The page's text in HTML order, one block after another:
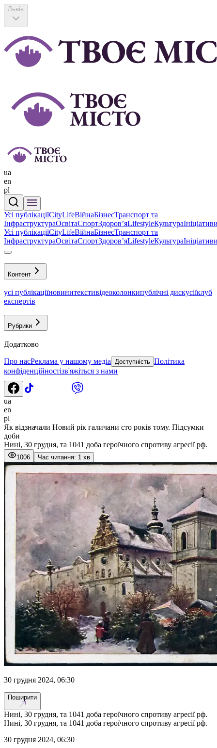
Львів
ua
en
pl
Усі публікаціїCityLifeВійнаБізнесТранспорт та
ІнфраструктураОсвітаСпортЗдоровʼяLifestyleКультура
Усі публікаціїCityLifeВійнаБізнесТранспорт та
ІнфраструктураОсвітаСпортЗдоровʼяLifestyleКультура
Контент
усі публікаціїновинитекстивідеоколонкипублічні дискусіїклуб
експертів
Рубрики
Додатково
Про насРеклама у нашому медіа Доступність Політика
конфіденційностізв'яжіться з нами
ua
en
pl
Як відзначали Новий рік галичани сто років тому. Підсумки
доби
Нині, 30 грудня, та 1041 доба героїчного спротиву агресії рф.
1006 Час читання: 1 хв
30 грудня 2024, 06:30
Поширити
Нині, 30 грудня, та 1041 доба героїчного спротиву агресії рф.
Нині, 30 грудня, та 1041 доба героїчного спротиву агресії рф.
30 грудня 2024, 06:30